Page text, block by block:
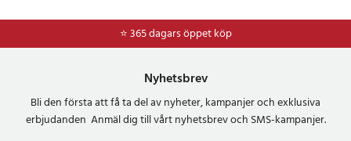
⭐ 365 dagars öppet köp
Nyhetsbrev
Bli den första att få ta del av nyheter, kampanjer och exklusiva
erbjudanden Anmäl dig till vårt nyhetsbrev och SMS-kampanjer.